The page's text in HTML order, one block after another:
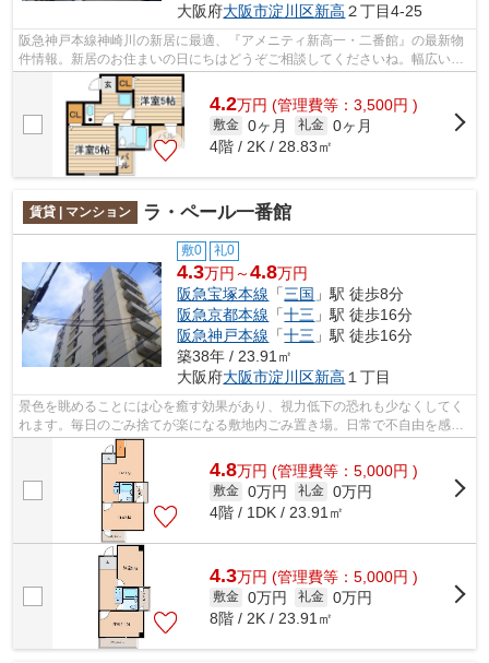
大阪府大阪市淀川区新高 ２丁目4-25
阪急神戸本線神崎川の新居に最適、『アメニティ新高一・二番館』の最新物
件情報。新居のお住まいの日にちはどうぞご相談してくださいね。幅広い方
にご好評の、家賃4.2万円のお部屋での...
4.2万円 (管理費等：3,500円 )
敷金 0ヶ月 礼金 0ヶ月
4階 / 2K / 28.83㎡
賃貸 | マンション ラ・ペール一番館
敷0 礼0
4.3万円～4.8万円
阪急宝塚本線 「三国 」駅 徒歩8分
阪急京都本線 「十三 」駅 徒歩16分
阪急神戸本線 「十三 」駅 徒歩16分
築38年 / 23.91㎡
大阪府大阪市淀川区新高 １丁目
景色を眺めることには心を癒す効果があり、視力低下の恐れも少なくしてく
れます。毎日のごみ捨てが楽になる敷地内ごみ置き場。日常で不自由を感じ
ることの無い、徒歩8分に駅のある物件...
4.8万円 (管理費等：5,000円 )
敷金 0万円 礼金 0万円
4階 / 1DK / 23.91㎡
4.3万円 (管理費等：5,000円 )
敷金 0万円 礼金 0万円
8階 / 2K / 23.91㎡